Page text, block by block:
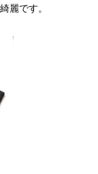
麗です。